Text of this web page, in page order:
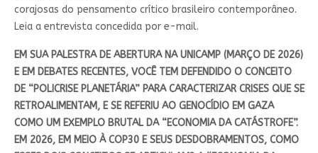
corajosas do pensamento crítico brasileiro contemporâneo.
Leia a entrevista concedida por e-mail.
EM SUA PALESTRA DE ABERTURA NA UNICAMP (MARÇO DE 2026)
E EM DEBATES RECENTES, VOCÊ TEM DEFENDIDO O CONCEITO
DE “POLICRISE PLANETÁRIA” PARA CARACTERIZAR CRISES QUE SE
RETROALIMENTAM, E SE REFERIU AO GENOCÍDIO EM GAZA
COMO UM EXEMPLO BRUTAL DA “ECONOMIA DA CATÁSTROFE”.
EM 2026, EM MEIO À COP30 E SEUS DESDOBRAMENTOS, COMO